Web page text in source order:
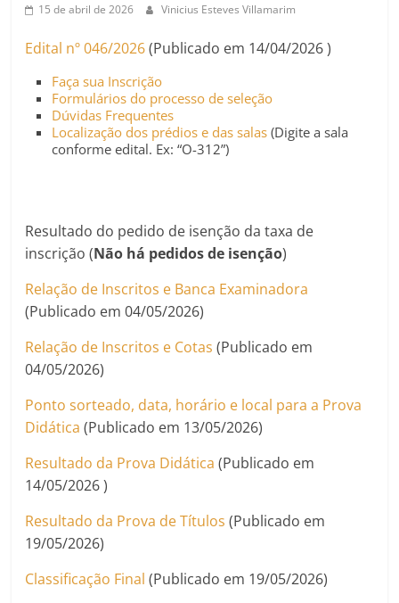
15 de abril de 2026 Vinicius Esteves Villamarim
Edital nº 046/2026(Publicado em 14/04/2026 )
Faça sua Inscrição
Formulários do processo de seleção
Dúvidas Frequentes
Localização dos prédios e das salas (Digite a sala
conforme edital. Ex: “O-312”)
Resultado do pedido de isenção da taxa de
inscrição (Não há pedidos de isenção)
Relação de Inscritos e Banca Examinadora
(Publicado em 04/05/2026)
Relação de Inscritos e Cotas (Publicado em
04/05/2026)
Ponto sorteado, data, horário e local para a Prova
Didática (Publicado em 13/05/2026)
Resultado da Prova Didática (Publicado em
14/05/2026 )
Resultado da Prova de Títulos (Publicado em
19/05/2026)
Classificação Final (Publicado em 19/05/2026)